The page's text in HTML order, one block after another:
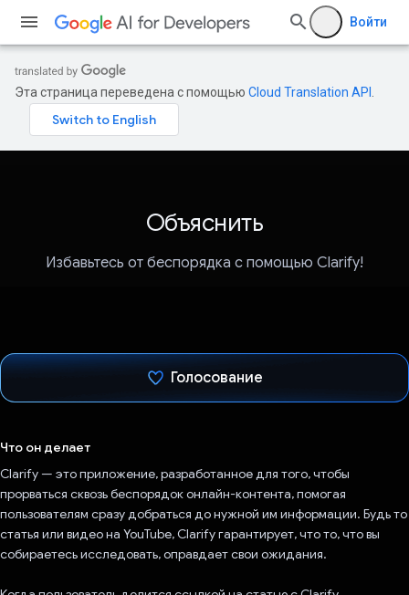
Войти
Эта страница переведена с помощью Cloud Translation API
Объяснить
Избавьтесь от беспорядка с помощью Clarify!
Голосование
Что он делает
Clarify — это приложение, разработанное для того, чтобы
прорваться сквозь беспорядок онлайн-контента, помогая
пользователям сразу добраться до нужной им информации. Будь то
статья или видео на YouTube, Clarify гарантирует, что то, что вы
собираетесь исследовать, оправдает свои ожидания.